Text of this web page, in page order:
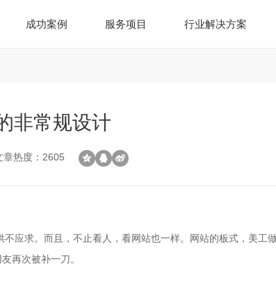
成功案例 服务项目 行业解决方案
非常规设计
章热度：2605
应求。而且，不止看人，看网站也一样。网站的板式，美工
再次被补一刀。